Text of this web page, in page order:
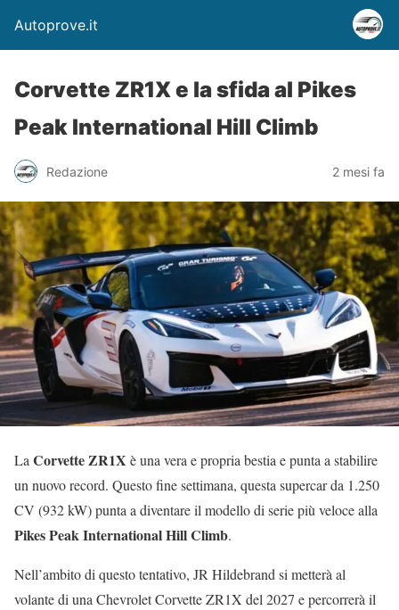
Autoprove.it
Corvette ZR1X e la sfida al Pikes
Peak International Hill Climb
Redazione 2 mesi fa
LaCorvette ZR1X è una vera e propria bestia e punta a stabilire
un nuovo record. Questo fine settimana, questa supercar da 1.250
CV (932 kW) punta a diventare il modello di serie più veloce alla
Pikes Peak International Hill Climb.
Nell’ambito di questo tentativo, JR Hildebrand si metterà al
volante di una Chevrolet Corvette ZR1X del 2027 e percorrerà il